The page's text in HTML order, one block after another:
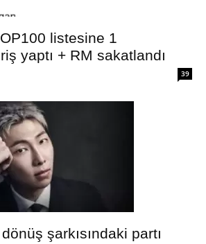
listesine 1
yaptı + RM sakatlandı
39
şarkısındaki partı